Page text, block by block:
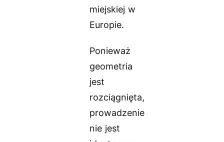
miejskiej w
Europie.
Ponieważ
geometria
jest
rozciągnięta,
prowadzenie
nie jest